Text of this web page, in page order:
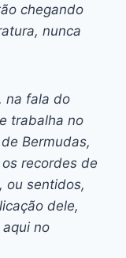
chegando
nunca
na fala do
trabalha no
Bermudas,
recordes de
ou sentidos,
dele,
no